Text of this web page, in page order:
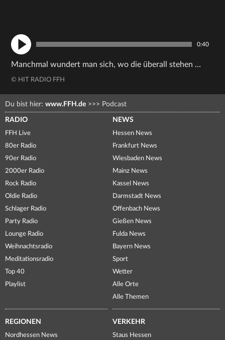
0:40
Manchmal wundert man sich, wo die überall stehen …
© HIT RADIO FFH
Du bist hier: www.FFH.de >>> Podcast
RADIO
FFH Live
80er Radio
90er Radio
2000er Radio
Rock Radio
Oldie Radio
Schlager Radio
Party Radio
Lounge Radio
Weihnachtsradio
Meditationsradio
Top 40
Playlist
NEWS
Hessen News
Frankfurt News
Wiesbaden News
Mainz News
Kassel News
Darmstadt News
Offenbach News
Gießen News
Fulda News
Bayern News
Sport
Wetter
Alle Orte
Alle Themen
REGIONEN
Nordhessen News
VERKEHR
Staus Hessen